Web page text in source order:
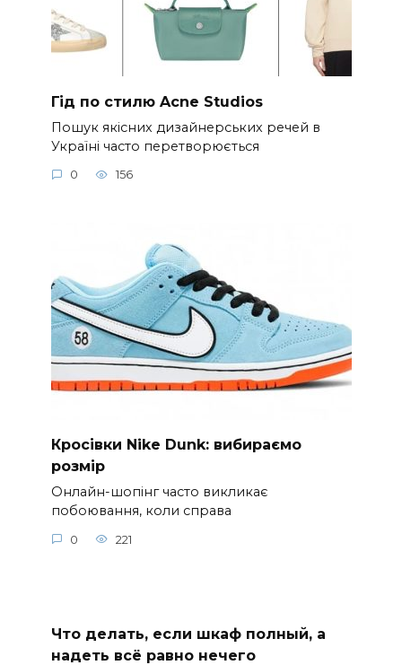
Гід по стилю Acne Studios
Пошук якісних дизайнерських речей в
Україні часто перетворюється
0 156
Кросівки Nike Dunk: вибираємо
розмір
Онлайн-шопінг часто викликає
побоювання, коли справа
0 221
Что делать, если шкаф полный, а
надеть всё равно нечего